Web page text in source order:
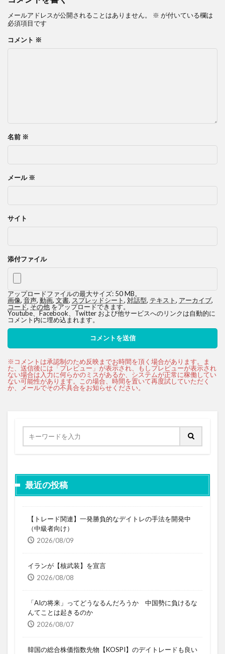
メールアドレスが公開されることはありません。 ※ が付いている欄は
必須項目です
コメント ※
名前 ※
メール ※
サイト
添付ファイル
アップロードファイルの最大サイズ: 50 MB。
画像, 音声, 動画, 文書, スプレッドシート, 対話型, テキスト, アーカイブ,
コード,その他をアップロードできます。
Youtube、Facebook、Twitter および他サービスへのリンクは自動的に
コメント内に埋め込まれます。
最近の投稿
【トレード関連】一発勝負的なデイトレの手法を開発中
（中級者向け）
2026/08/09
イランが【核武装】を宣言
2026/08/08
「AIの将来」ってどうなるんだろうか 中国勢に負けるな
んてことは起きるのか
2026/08/07
韓国の総合株価指数先物【KOSPI】のデイトレードも良い